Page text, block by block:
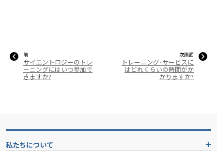
前
サイエントロジーのトレ
ーニングにはいつ参加で
きますか?
次画面
トレーニング･サービスに
はどれくらいの時間がか
かりますか?
私たちについて